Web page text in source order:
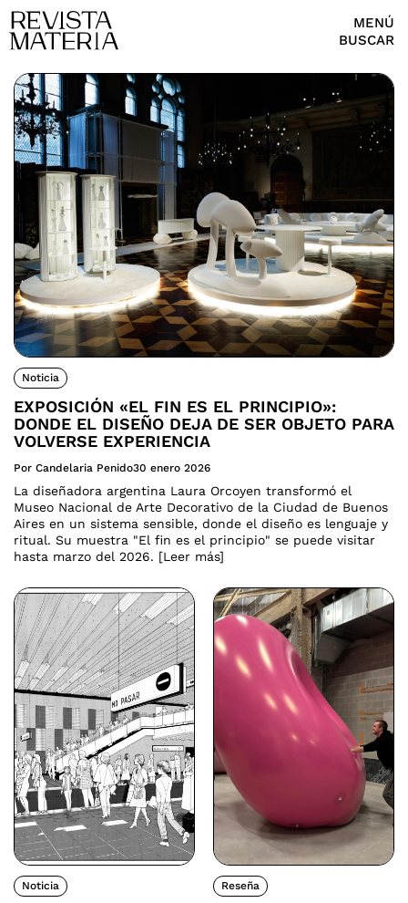
MENÚ
BUSCAR
Noticia
EXPOSICIÓN «EL FIN ES EL PRINCIPIO»:
DONDE EL DISEÑO DEJA DE SER OBJETO PARA
VOLVERSE EXPERIENCIA
Por Candelaria Penido30 enero 2026
La diseñadora argentina Laura Orcoyen transformó el
Museo Nacional de Arte Decorativo de la Ciudad de Buenos
Aires en un sistema sensible, donde el diseño es lenguaje y
ritual. Su muestra "El fin es el principio" se puede visitar
hasta marzo del 2026. [Leer más]
Noticia Reseña